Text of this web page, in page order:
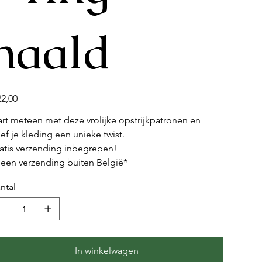
meteen met deze vrolijke opstrijkpatronen en
je kleding een unieke twist.
verzending inbegrepen!
verzending buiten België*
In winkelwagen